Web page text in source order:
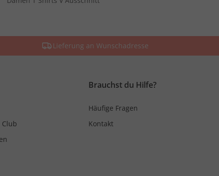
Lieferung an Wunschadresse
Club
Brauchst du Hilfe?
Häufige Fragen
Kontakt